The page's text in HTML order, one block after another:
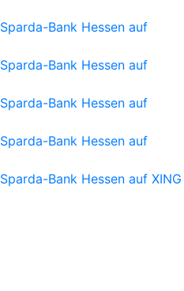
Bank Hessen auf
Bank Hessen auf
Bank Hessen auf
Bank Hessen auf
Bank Hessen auf XING